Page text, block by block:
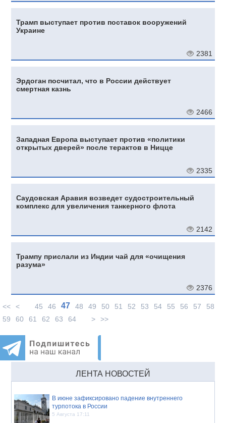
Трамп выступает против поставок вооружений
Украине
2381
Эрдоган посчитал, что в России действует
смертная казнь
2466
Западная Европа выступает против «политики
открытых дверей» после терактов в Ницце
2335
Саудовская Аравия возведет судостроительный
комплекс для увеличения танкерного флота
2142
Трампу прислали из Индии чай для «очищения
разума»
2376
<< < 45 46 47 48 49 50 51 52 53 54 55 56 57
58
59
60 61 62 63 64 > >>
ЛЕНТА НОВОСТЕЙ
В июне зафиксировано падение внутреннего
турпотока в России
5 Августа 17:11